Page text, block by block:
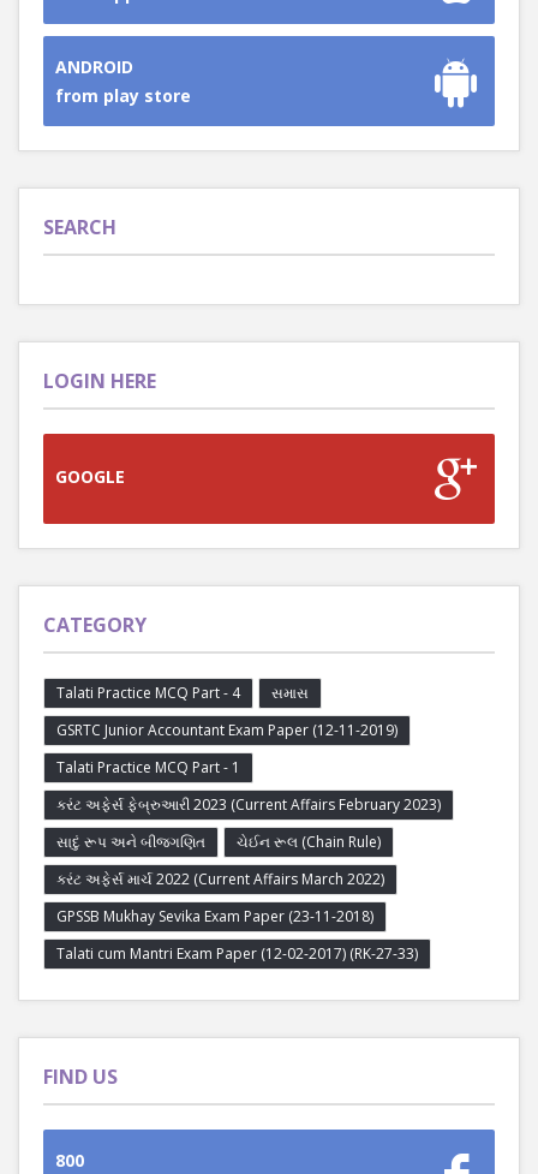
ANDROID
from play store
SEARCH
LOGIN HERE
GOOGLE
CATEGORY
Talati Practice MCQ Part - 4
સમાસ
GSRTC Junior Accountant Exam Paper (12-11-2019)
Talati Practice MCQ Part - 1
કરંટ અફેર્સ ફેબ્રુઆરી 2023 (Current Affairs February 2023)
સાદું રૂપ અને બીજગણિત
ચેઈન રૂલ (Chain Rule)
કરંટ અફેર્સ માર્ચ 2022 (Current Affairs March 2022)
GPSSB Mukhay Sevika Exam Paper (23-11-2018)
Talati cum Mantri Exam Paper (12-02-2017) (RK-27-33)
FIND US
800